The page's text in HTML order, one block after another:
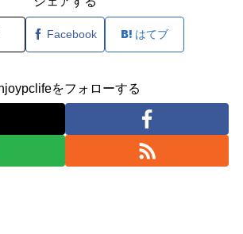
Facebook はてブ
をフォローする